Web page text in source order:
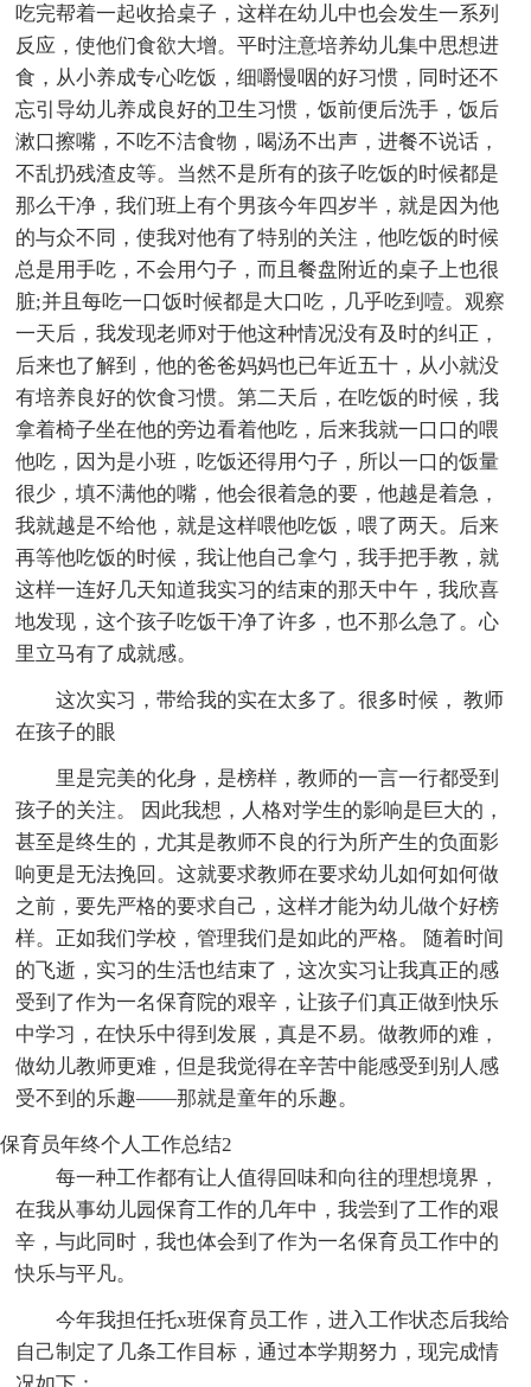
吃完帮着一起收拾桌子，这样在幼儿中也会发生一系列
反应，使他们食欲大增。平时注意培养幼儿集中思想进
食，从小养成专心吃饭，细嚼慢咽的好习惯，同时还不
忘引导幼儿养成良好的卫生习惯，饭前便后洗手，饭后
漱口擦嘴，不吃不洁食物，喝汤不出声，进餐不说话，
不乱扔残渣皮等。当然不是所有的孩子吃饭的时候都是
那么干净，我们班上有个男孩今年四岁半，就是因为他
的与众不同，使我对他有了特别的关注，他吃饭的时候
总是用手吃，不会用勺子，而且餐盘附近的桌子上也很
脏;并且每吃一口饭时候都是大口吃，几乎吃到噎。观察
一天后，我发现老师对于他这种情况没有及时的纠正，
后来也了解到，他的爸爸妈妈也已年近五十，从小就没
有培养良好的饮食习惯。第二天后，在吃饭的时候，我
拿着椅子坐在他的旁边看着他吃，后来我就一口口的喂
他吃，因为是小班，吃饭还得用勺子，所以一口的饭量
很少，填不满他的嘴，他会很着急的要，他越是着急，
我就越是不给他，就是这样喂他吃饭，喂了两天。后来
再等他吃饭的时候，我让他自己拿勺，我手把手教，就
这样一连好几天知道我实习的结束的那天中午，我欣喜
地发现，这个孩子吃饭干净了许多，也不那么急了。心
里立马有了成就感。
这次实习，带给我的实在太多了。很多时候， 教师
在孩子的眼
里是完美的化身，是榜样，教师的一言一行都受到
孩子的关注。 因此我想，人格对学生的影响是巨大的，
甚至是终生的，尤其是教师不良的行为所产生的负面影
响更是无法挽回。这就要求教师在要求幼儿如何如何做
之前，要先严格的要求自己，这样才能为幼儿做个好榜
样。正如我们学校，管理我们是如此的严格。 随着时间
的飞逝，实习的生活也结束了，这次实习让我真正的感
受到了作为一名保育院的艰辛，让孩子们真正做到快乐
中学习，在快乐中得到发展，真是不易。做教师的难，
做幼儿教师更难，但是我觉得在辛苦中能感受到别人感
受不到的乐趣——那就是童年的乐趣。
保育员年终个人工作总结2
每一种工作都有让人值得回味和向往的理想境界，
在我从事幼儿园保育工作的几年中，我尝到了工作的艰
辛，与此同时，我也体会到了作为一名保育员工作中的
快乐与平凡。
今年我担任托x班保育员工作，进入工作状态后我给
自己制定了几条工作目标，通过本学期努力，现完成情